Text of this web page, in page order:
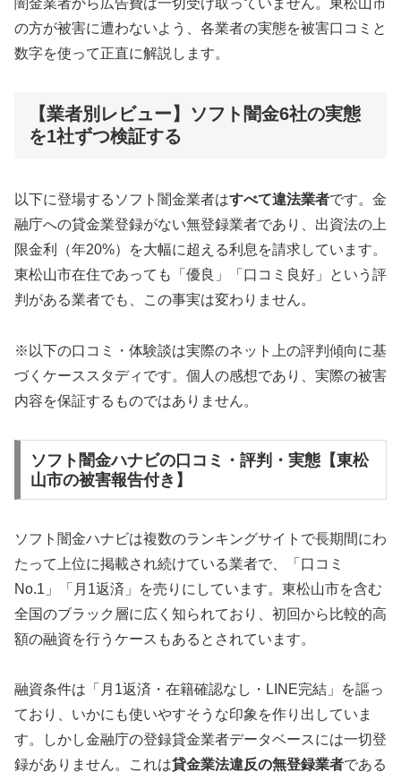
闇金業者から広告費は一切受け取っていません。東松山市
の方が被害に遭わないよう、各業者の実態を被害口コミと
数字を使って正直に解説します。
【業者別レビュー】ソフト闇金6社の実態
を1社ずつ検証する
以下に登場するソフト闇金業者はすべて違法業者です。金
融庁への貸金業登録がない無登録業者であり、出資法の上
限金利（年20%）を大幅に超える利息を請求しています。
東松山市在住であっても「優良」「口コミ良好」という評
判がある業者でも、この事実は変わりません。
※以下の口コミ・体験談は実際のネット上の評判傾向に基
づくケーススタディです。個人の感想であり、実際の被害
内容を保証するものではありません。
ソフト闇金ハナビの口コミ・評判・実態【東松
山市の被害報告付き】
ソフト闇金ハナビは複数のランキングサイトで長期間にわ
たって上位に掲載され続けている業者で、「口コミ
No.1」「月1返済」を売りにしています。東松山市を含む
全国のブラック層に広く知られており、初回から比較的高
額の融資を行うケースもあるとされています。
融資条件は「月1返済・在籍確認なし・LINE完結」を謳っ
ており、いかにも使いやすそうな印象を作り出していま
す。しかし金融庁の登録貸金業者データベースには一切登
録がありません。これは貸金業法違反の無登録業者である